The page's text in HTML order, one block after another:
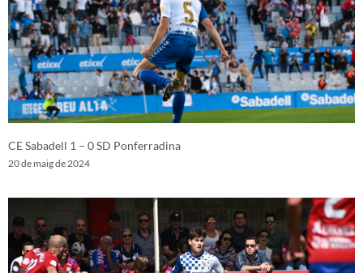
CE Sabadell 1 – 0 SD Ponferradina
20 de maig de 2024